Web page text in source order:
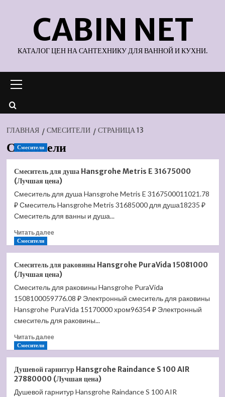
содержимомуCABIN NET
КАТАЛОГ ЦЕН НА САНТЕХНИКУ ДЛЯ ВАННОЙ И КУХНИ.
меню
ГЛАВНАЯ СМЕСИТЕЛИ СТРАНИЦА 13
Смесители
Смесители
Смеситель для душа Hansgrohe Metris E 31675000
(Лучшая цена)
Смеситель для душа Hansgrohe Metris E 3167500011021.78
₽ Смеситель Hansgrohe Metris 31685000 для душа18235 ₽
Смеситель для ванны и душа...
Читать далееПрочитать
для
душа
Hansgrohe
Metris
E
(Лучшая
цена)
Смесители
Смеситель для раковины Hansgrohe PuraVida 15081000
(Лучшая цена)
Смеситель для раковины Hansgrohe PuraVida
1508100059776.08 ₽ Электронный смеситель для раковины
Hansgrohe PuraVida 15170000 хром96354 ₽ Электронный
смеситель для раковины...
Читать далееПрочитать
для
раковины
Hansgrohe
Смесители
Душевой гарнитур Hansgrohe Raindance S 100 AIR
27880000 (Лучшая цена)
Душевой гарнитур Hansgrohe Raindance S 100 AIR